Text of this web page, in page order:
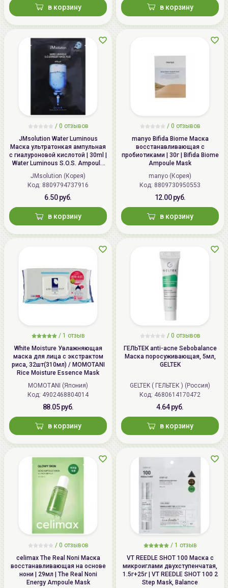
в корзину в корзину
/ 0 отзывов
JMsolution Water Luminous
Маска ультратонкая ампульная
с гиалуроновой кислотой | 30ml |
Water Luminous S.O.S. Ampoule
Hyaluronic Mask Plus
JMsolution (Корея)
Код: 8809794737916
6.50 руб.
в корзину
/ 0 отзывов
manyo Bifida Biome Маска
восстанавливающая с
пробиотиками | 30г | Bifida Biome
Ampoule Mask
manyo (Корея)
Код: 8809730950553
12.00 руб.
в корзину
/ 1 отзыв
White Moisture Увлажняющая
маска для лица с экстрактом
риса, 32шт(310мл) / MOMOTANI
Rice Moisture Essence Mask
MOMOTANI (Япония)
Код: 4902468804014
88.05 руб.
в корзину
/ 0 отзывов
ГЕЛЬТЕК anti-acne Sebobalance
Маска поросуживающая, 5мл,
GELTEK
GELTEK ( ГЕЛЬТЕК ) (Россия)
Код: 4680614170472
4.64 руб.
в корзину
/ 0 отзывов
celimax The Real Noni Маска
восстанавливающая на основе
нони | 29мл | The Real Noni
Energy Ampoule Mask
/ 1 отзыв
VT REEDLE SHOT 100 Маска с
микроиглами двухступенчатая,
1.5г+25г | VT REEDLE SHOT 100 2
Step Mask, Balance